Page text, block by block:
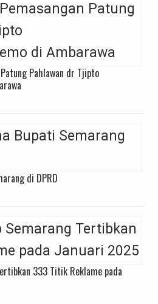
Pahlawan dr Tjipto
di DPRD
333 Titik Reklame pada